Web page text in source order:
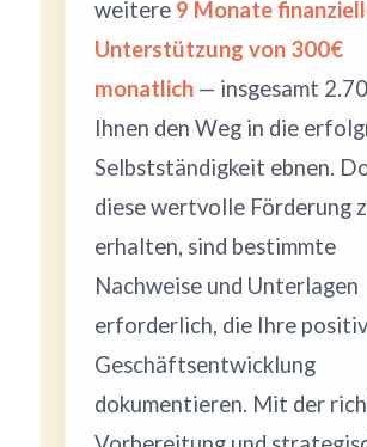
weitere 9 Monate
Unterstützung von 300€
monatlich— insgesamt
Ihnen den Weg in die
Selbstständigkeit ebnen.
diese wertvolle Förderung
erhalten, sind bestimmte
Nachweise und Unterlagen
erforderlich, die Ihre
Geschäftsentwicklung
dokumentieren. Mit der